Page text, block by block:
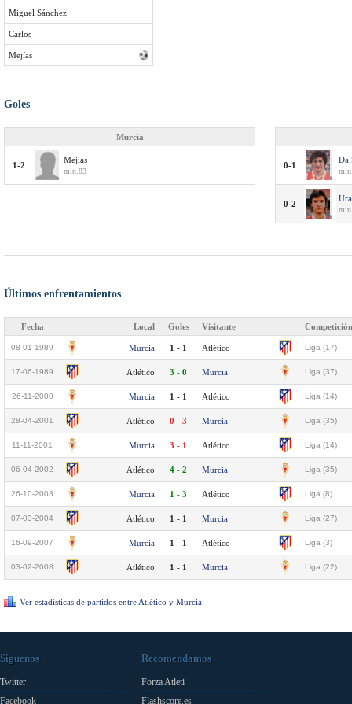
Miguel Sánchez
Carlos
Mejías
Goles
Murcia
1-2
Mejías
min.83
0-1
Da
0-2
Últimos enfrentamientos
Fecha Local Goles Visitante Competición
08-01-1989 Murcia 1 - 1 Atlético Liga (17)
17-06-1989 Atlético 3 - 0 Murcia Liga (37)
26-11-2000 Murcia 1 - 1 Atlético Liga (14)
28-04-2001 Atlético 0 - 3 Murcia Liga (35)
11-11-2001 Murcia 3 - 1 Atlético Liga (14)
06-04-2002 Atlético 4 - 2 Murcia Liga (35)
26-10-2003 Murcia 1 - 3 Atlético Liga (8)
07-03-2004 Atlético 1 - 1 Murcia Liga (27)
16-09-2007 Murcia 1 - 1 Atlético Liga (3)
03-02-2008 Atlético 1 - 1 Murcia Liga (22)
Ver estadísticas de partidos entre Atlético y Murcia
Síguenos
Twitter
Facebook
Recomendamos
Forza Atleti
Flashscore.es